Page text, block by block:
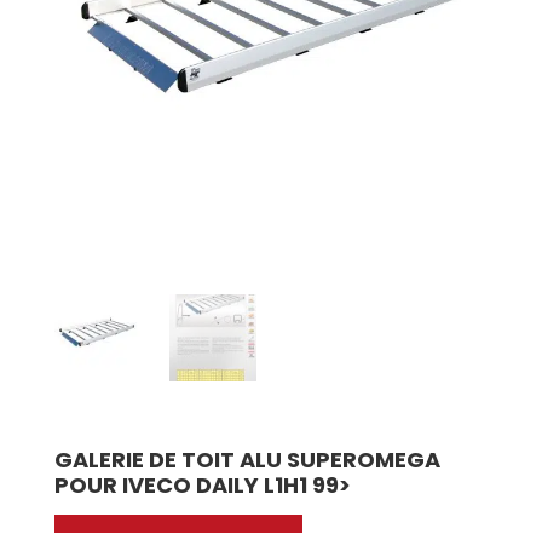
GALERIE DE TOIT ALU SUPEROMEGA
POUR IVECO DAILY L1H1 99>